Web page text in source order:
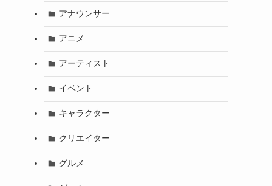
アナウンサー
アニメ
アーティスト
イベント
キャラクター
クリエイター
グルメ